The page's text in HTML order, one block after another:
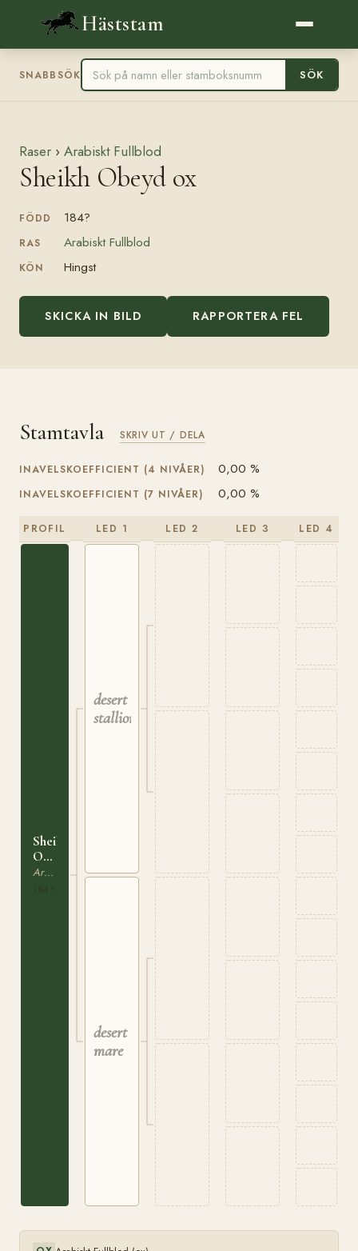
Häststam
SNABBSÖK SÖK
Raser › Arabiskt Fullblod
Sheikh Obeyd ox
FÖDD 184?
RAS Arabiskt Fullblod
KÖN Hingst
SKICKA IN BILD RAPPORTERA FEL
Stamtavla SKRIV UT / DELA
INAVELSKOEFFICIENT (4 NIVÅER) 0,00 %
INAVELSKOEFFICIENT (7 NIVÅER) 0,00 %
PROFIL
Sheikh
Obeyd
oxArabiskt Fullblod
LED 1
desert
stallion
desert
mare
LED 2 LED 3 LED 4